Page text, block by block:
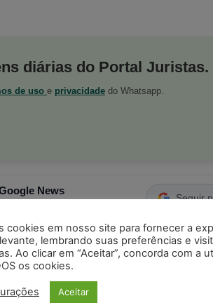
diárias do Portal Juristas.
de uso e privacidade do Whatsapp.
News
do Brasil
Seguir
Telegram Pinterest
LinkedIn
cookies em nosso site para fornecer a
lembrando suas preferências e
Ao clicar em “Aceitar”, concorda com a
os cookies.
Aceitar